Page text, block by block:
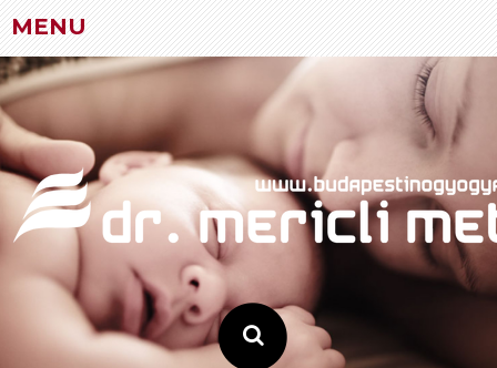
MENU
Skip
to
content